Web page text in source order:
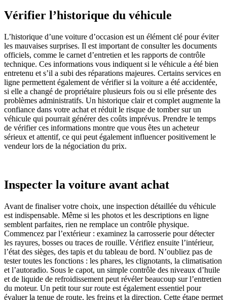
Vérifier l’historique du véhicule
L’historique d’une voiture d’occasion est un élément clé pour éviter
les mauvaises surprises. Il est important de consulter les documents
officiels, comme le carnet d’entretien et les rapports de contrôle
technique. Ces informations vous indiquent si le véhicule a été bien
entretenu et s’il a subi des réparations majeures. Certains services en
ligne permettent également de vérifier si la voiture a été accidentée,
si elle a changé de propriétaire plusieurs fois ou si elle présente des
problèmes administratifs. Un historique clair et complet augmente la
confiance dans votre achat et réduit le risque de tomber sur un
véhicule qui pourrait générer des coûts imprévus. Prendre le temps
de vérifier ces informations montre que vous êtes un acheteur
sérieux et attentif, ce qui peut également influencer positivement le
vendeur lors de la négociation du prix.
Inspecter la voiture avant achat
Avant de finaliser votre choix, une inspection détaillée du véhicule
est indispensable. Même si les photos et les descriptions en ligne
semblent parfaites, rien ne remplace un contrôle physique.
Commencez par l’extérieur : examinez la carrosserie pour détecter
les rayures, bosses ou traces de rouille. Vérifiez ensuite l’intérieur,
l’état des sièges, des tapis et du tableau de bord. N’oubliez pas de
tester toutes les fonctions : les phares, les clignotants, la climatisation
et l’autoradio. Sous le capot, un simple contrôle des niveaux d’huile
et de liquide de refroidissement peut révéler beaucoup sur l’entretien
du moteur. Un petit tour sur route est également essentiel pour
évaluer la tenue de route, les freins et la direction. Cette étape permet